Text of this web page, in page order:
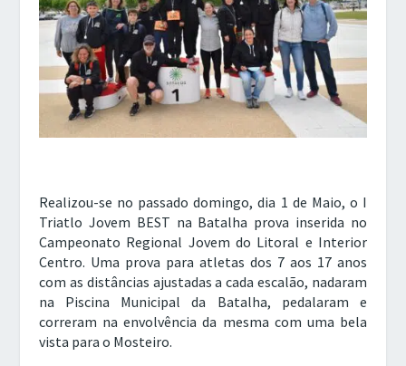
Realizou-se no passado domingo, dia 1 de Maio, o I
Triatlo Jovem BEST na Batalha prova inserida no
Campeonato Regional Jovem do Litoral e Interior
Centro. Uma prova para atletas dos 7 aos 17 anos
com as distâncias ajustadas a cada escalão, nadaram
na Piscina Municipal da Batalha, pedalaram e
correram na envolvência da mesma com uma bela
vista para o Mosteiro.